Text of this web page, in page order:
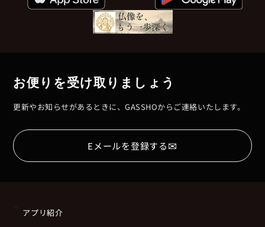
お便りを受け取りましょう
更新やお知らせがあるときに、GASSHOからご連絡いたします。
Eメールを登録する✉
アプリ紹介